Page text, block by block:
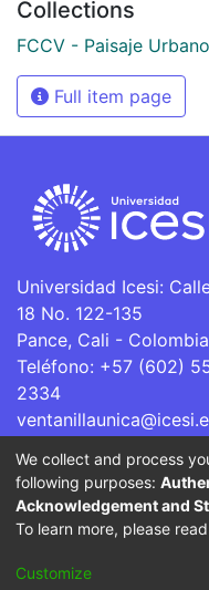
Collections
FCCV - Paisaje
Full item page
Universidad Icesi:
18 No. 122-135
Pance, Cali - Colombia
Teléfono: +57 (602)
2334
La Universidad Icesi
Superior que se
por parte del
Cookie
We collect and process
following purposes:
Acknowledgement and
To learn more, please
Customize